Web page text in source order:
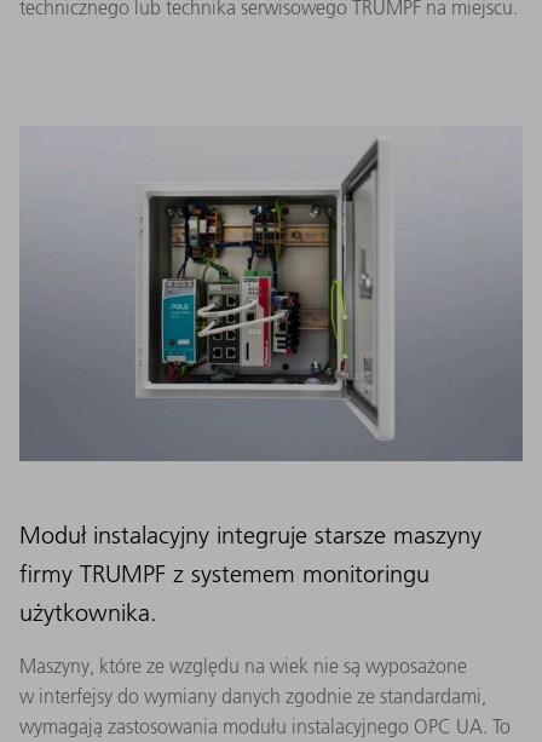
technicznego lub technika serwisowego TRUMPF na miejscu.
Moduł instalacyjny integruje starsze maszyny
firmy TRUMPF z systemem monitoringu
użytkownika.
Maszyny, które ze względu na wiek nie są wyposażone
w interfejsy do wymiany danych zgodnie ze standardami,
wymagają zastosowania modułu instalacyjnego OPC UA. To